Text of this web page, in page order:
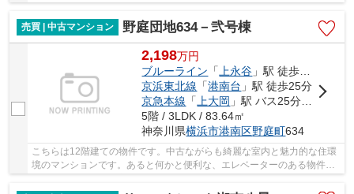
魅力的です。駅徒歩5分というアクセスの良さが...
売買 | 中古マンション
野庭団地634－弐号棟
2,198万円
ブルーライン 「上永谷 」駅 徒歩24分
京浜東北線 「港南台 」駅 徒歩25分
京急本線 「上大岡 」駅 バス25分 「野庭中央公園」 停歩3分
5階 / 3LDK / 83.64㎡
神奈川県横浜市港南区野庭町634
こちらは12階建ての物件です。中古ながらも綺麗な室内と魅力的な住環
境のマンションです。あると何かと便利な、エレベーターのある物件と